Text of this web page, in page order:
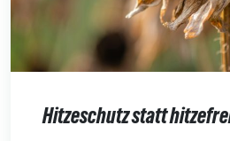
Hitzeschutz statt